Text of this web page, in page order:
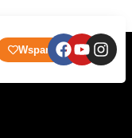
Wsparcie